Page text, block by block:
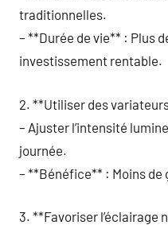
traditionnelles.
– **Durée de vie** : Plus
investissement rentable.
2. **Utiliser des
– Ajuster l’intensité
journée.
– **Bénéfice** : Moins de
3. **Favoriser l’éclairage